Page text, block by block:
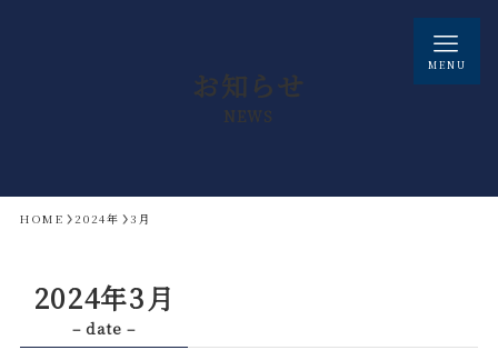
MENU
お知らせ
NEWS
HOME 2024年 3月
2024年3月
– date –